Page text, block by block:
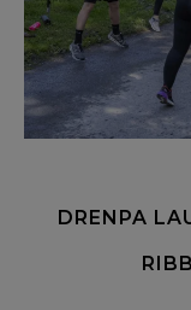
DRENPA